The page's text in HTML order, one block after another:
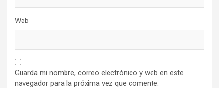
Web
Guarda mi nombre, correo electrónico y web en este
navegador para la próxima vez que comente.